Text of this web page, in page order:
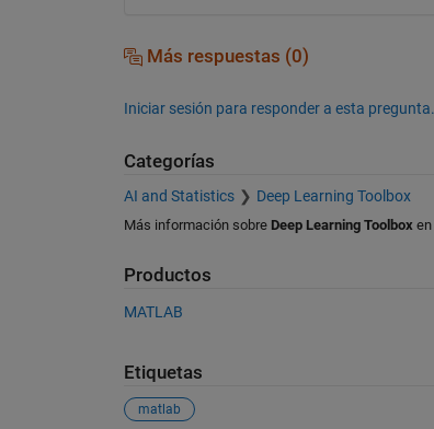
Más respuestas (0)
Iniciar sesión para responder a esta pregunta.
Categorías
AI and Statistics Deep Learning Toolbox
Más información sobre Deep Learning Toolboxen
Productos
MATLAB
Etiquetas
matlab